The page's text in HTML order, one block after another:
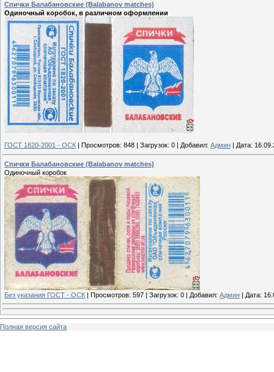
Спички Балабановские (Balabanov matches)
Одиночный коробок, в различном оформлении
ГОСТ 1820-2001 - ОСК Просмотров: 848 Загрузок: 0 Добавил: Админ Дата:
Спички Балабановские (Balabanov matches)
Одиночный коробок
Без указания ГОСТ - ОСК | Просмотров: 597 | Загрузок: 0 | Добавил: Админ | Дата:
Полная версия сайта